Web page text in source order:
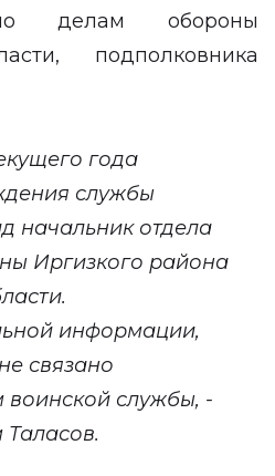
делам обороны
подполковника
года
службы
начальник отдела
Иргизкого района
информации,
связано
службы, -